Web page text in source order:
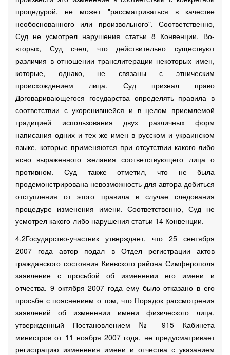
процедурой, не может "рассматриваться в качестве
необоснованного или произвольного". Соответственно,
Суд не усмотрел нарушения статьи 8 Конвенции. Во-
вторых, Суд счел, что действительно существуют
различия в отношении транслитерации некоторых имен,
которые, однако, не связаны с этническим
происхождением лица. Суд признал право
Договаривающегося государства определять правила в
соответствии с укоренившейся и в целом приемлемой
традицией использования двух различных форм
написания одних и тех же имен в русском и украинском
языке, которые применяются при отсутствии какого-либо
ясно выраженного желания соответствующего лица о
противном. Суд также отметил, что не была
продемонстрирована невозможность для автора добиться
отступления от этого правила в случае следования
процедуре изменения имени. Соответственно, Суд не
усмотрел какого-либо нарушения статьи 14 Конвенции.
4.2Государство-участник утверждает, что 25 сентября
2007 года автор подал в Отдел регистрации актов
гражданского состояния Киевского района Симферополя
заявление с просьбой об изменении его имени и
отчества. 9 октября 2007 года ему было отказано в его
просьбе с пояснением о том, что Порядок рассмотрения
заявлений об изменении имени физического лица,
утвержденный Постановлением № 915 Кабинета
министров от 11 ноября 2007 года, не предусматривает
регистрацию изменения имени и отчества с указанием